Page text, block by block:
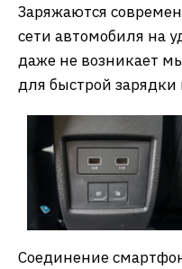
Заряжаются
сети автомобиля на
даже не возникает
для быстрой зарядки
Соединение